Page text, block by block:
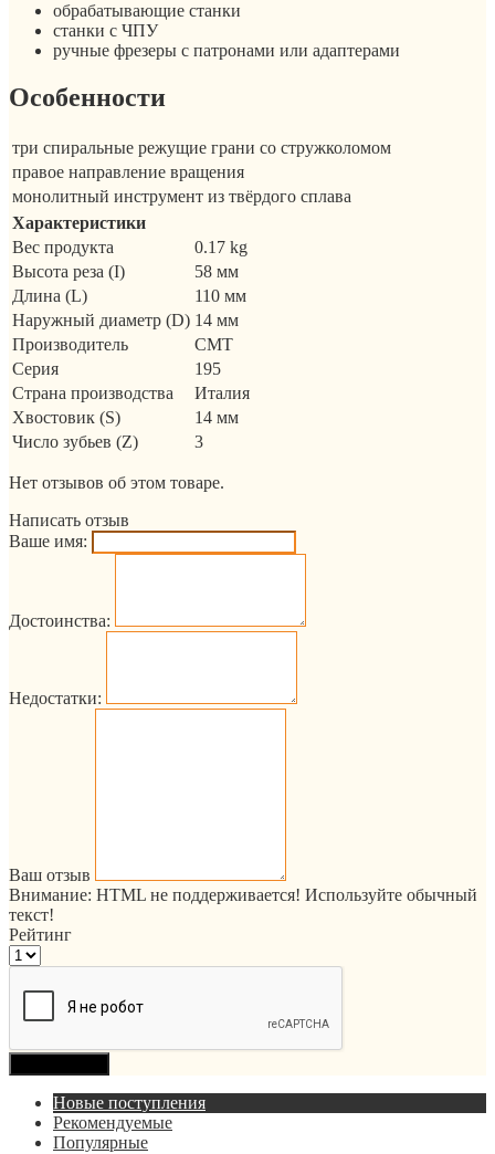
обрабатывающие станки
станки с ЧПУ
ручные фрезеры с патронами или адаптерами
Особенности
три спиральные режущие грани со стружколомом
правое направление вращения
монолитный инструмент из твёрдого сплава
Характеристики
Вес продукта
0.17 kg
Высота реза (I)
58 мм
Длина (L)
110 мм
Наружный диаметр (D) 14 мм
Производитель
CMT
Серия
195
Страна производства
Италия
Хвостовик (S)
14 мм
Число зубьев (Z)
3
Нет отзывов об этом товаре.
Написать отзыв
Ваше имя:
Достоинства:
Недостатки:
Ваш отзыв
Внимание: HTML не поддерживается! Используйте обычный
текст!
Рейтинг
Новые поступления
Рекомендуемые
Популярные